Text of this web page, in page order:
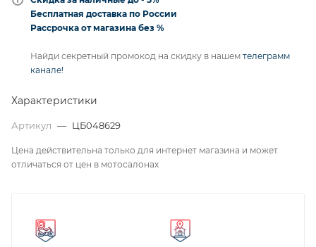
Бесплатная доставка по России
Рассрочка от магазина без %
Найди секретный промокод на скидку в нашем телеграмм
канале!
Характеристики
Артикул — ЦБ048629
Цена действительна только для интернет магазина и может
отличаться от цен в мотосалонах